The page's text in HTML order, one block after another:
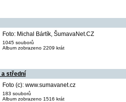
Foto: Michal Bártík, ŠumavaNet.CZ
1045 souborů
Album zobrazeno 2209 krát
a střední
Foto (c): www.sumavanet.cz
183 souborů
Album zobrazeno 1516 krát